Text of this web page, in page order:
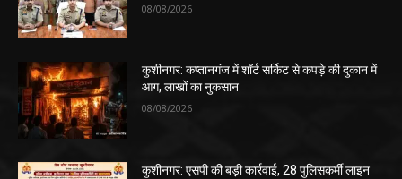
08/08/2026
कुशीनगर: कप्तानगंज में शॉर्ट सर्किट से कपड़े की दुकान में
आग, लाखों का नुकसान
08/08/2026
कुशीनगर: एसपी की बड़ी कार्रवाई, 28 पुलिसकर्मी लाइन